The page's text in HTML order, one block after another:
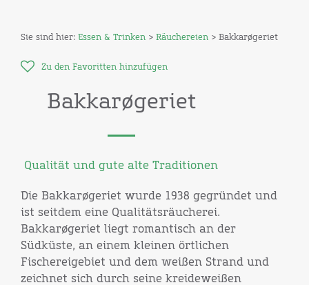
Sie sind hier: Essen & Trinken > Räuchereien > Bakkarøgeriet
Zu den Favoritten hinzufügen
Bakkarøgeriet
Qualität und gute alte Traditionen
Die Bakkarøgeriet wurde 1938 gegründet und
ist seitdem eine Qualitätsräucherei.
Bakkarøgeriet liegt romantisch an der
Südküste, an einem kleinen örtlichen
Fischereigebiet und dem weißen Strand und
zeichnet sich durch seine kreideweißen